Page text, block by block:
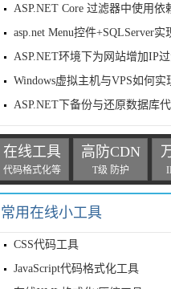
ASP.NET环境下为网站增加IP
ASP.NET下备份与还原数据库
在线工具
代码格式化等
高防CDN
T级 防护
常用在线小工具
CSS代码工具
JavaScript代码格式化工具